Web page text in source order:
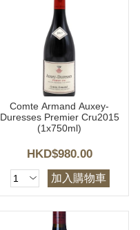
Comte Armand Auxey-
Duresses Premier Cru2015
(1x750ml)
HKD$980.00
加入購物車